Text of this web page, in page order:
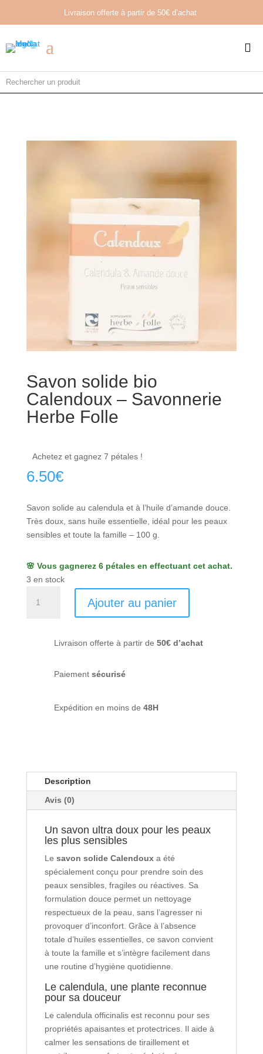
Livraison offerte à partir de 50€ d’achat

Savon solide bio
Calendoux – Savonnerie
Herbe Folle
Achetez et gagnez 7 pétales !
6.50€
Savon solide au calendula et à l’huile d’amande douce.
Très doux, sans huile essentielle, idéal pour les peaux
sensibles et toute la famille – 100 g.
🌸 Vous gagnerez 6 pétales en effectuant cet achat.
3 en stock
Ajouter au panier
Livraison offerte à partir de 50€ d’achat
Paiement sécurisé
Expédition en moins de 48H
Description
Avis (0)
Un savon ultra doux pour les peaux
les plus sensibles
Le savon solide Calendouxa été
spécialement conçu pour prendre soin des
peaux sensibles, fragiles ou réactives. Sa
formulation douce permet un nettoyage
respectueux de la peau, sans l’agresser ni
provoquer d’inconfort. Grâce à l’absence
totale d’huiles essentielles, ce savon convient
à toute la famille et s’intègre facilement dans
une routine d’hygiène quotidienne.
Le calendula, une plante reconnue
pour sa douceur
Le calendula officinalis est reconnu pour ses
propriétés apaisantes et protectrices. Il aide à
calmer les sensations de tiraillement et